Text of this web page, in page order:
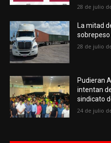
28 de julio
La mitad
sobrepeso
28 de julio
Pudieran
intentan
sindicato
24 de julio